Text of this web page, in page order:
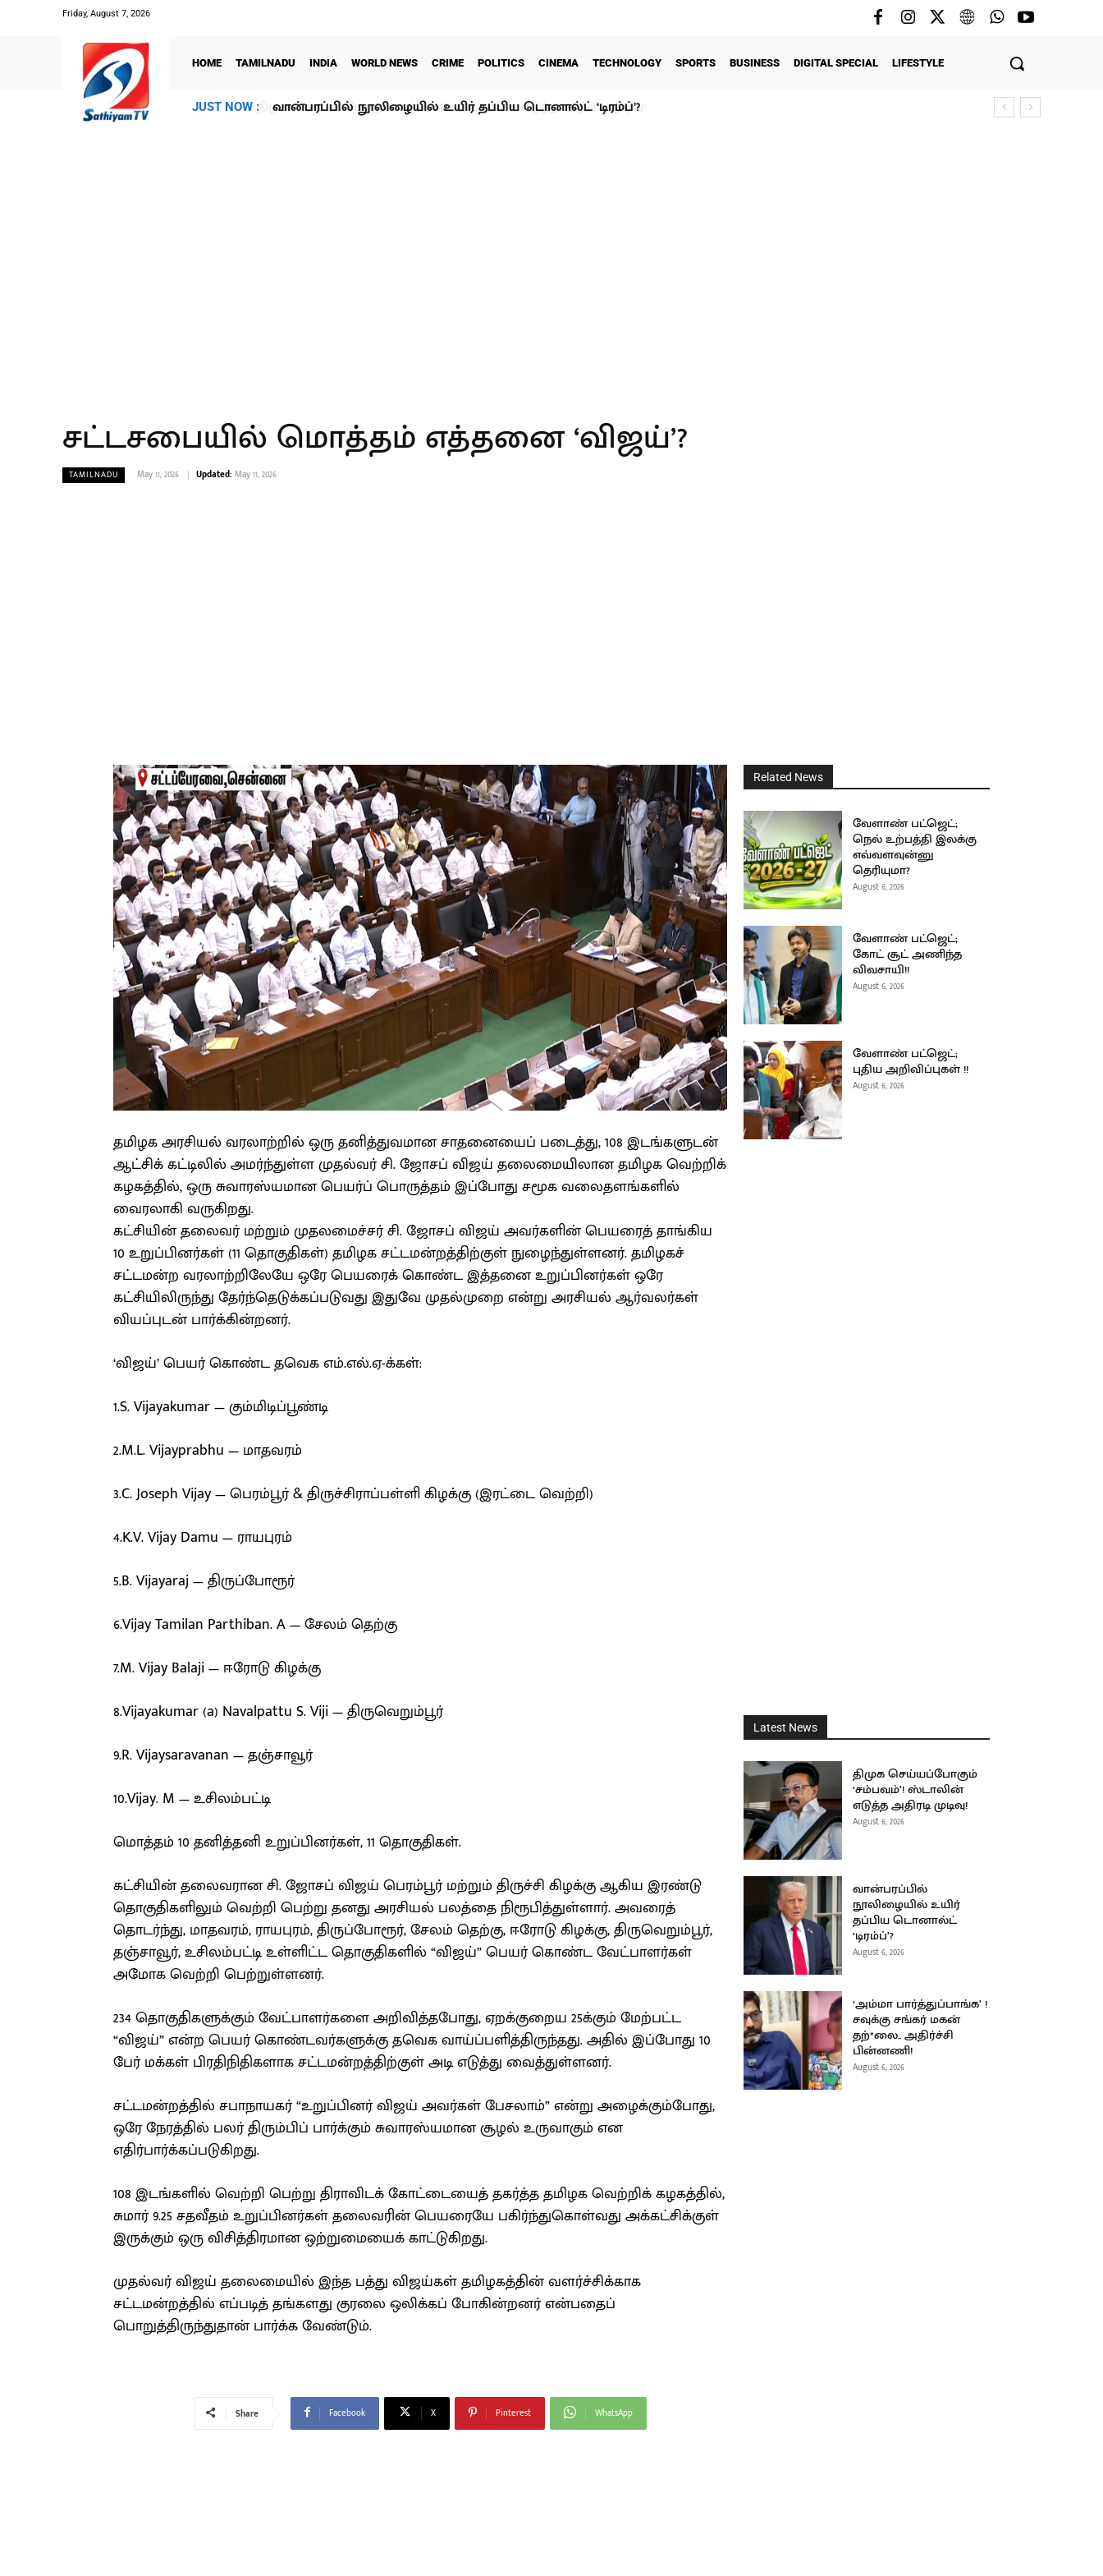
Friday, August 7, 2026
HOME TAMILNADU INDIA WORLD NEWS CRIME POLITICS CINEMA TECHNOLOGY SPORTS BUSINESS DIGITAL SPECIAL LIFESTYLE
JUST NOW : வான்பரப்பில் நூலிழையில் உயிர் தப்பிய டொனால்ட் ‘டிரம்ப்’?
சட்டசபையில் மொத்தம் எத்தனை ‘விஜய்’?
TAMILNADU May 11, 2026 Updated: May 11, 2026
தமிழக அரசியல் வரலாற்றில் ஒரு தனித்துவமான சாதனையைப் படைத்து, 108 இடங்களுடன்
ஆட்சிக் கட்டிலில் அமர்ந்துள்ள முதல்வர் சி. ஜோசப் விஜய் தலைமையிலான தமிழக வெற்றிக்
கழகத்தில், ஒரு சுவாரஸ்யமான பெயர்ப் பொருத்தம் இப்போது சமூக வலைதளங்களில்
வைரலாகி வருகிறது.
கட்சியின் தலைவர் மற்றும் முதலமைச்சர் சி. ஜோசப் விஜய் அவர்களின் பெயரைத் தாங்கிய
10 உறுப்பினர்கள் (11 தொகுதிகள்) தமிழக சட்டமன்றத்திற்குள் நுழைந்துள்ளனர். தமிழகச்
சட்டமன்ற வரலாற்றிலேயே ஒரே பெயரைக் கொண்ட இத்தனை உறுப்பினர்கள் ஒரே
கட்சியிலிருந்து தேர்ந்தெடுக்கப்படுவது இதுவே முதல்முறை என்று அரசியல் ஆர்வலர்கள்
வியப்புடன் பார்க்கின்றனர்.
‘விஜய்’ பெயர் கொண்ட தவெக எம்.எல்.ஏ-க்கள்:
1.S. Vijayakumar — கும்மிடிப்பூண்டி
2.M.L. Vijayprabhu — மாதவரம்
3.C. Joseph Vijay — பெரம்பூர் & திருச்சிராப்பள்ளி கிழக்கு (இரட்டை வெற்றி)
4.K.V. Vijay Damu — ராயபுரம்
5.B. Vijayaraj — திருப்போரூர்
6.Vijay Tamilan Parthiban. A — சேலம் தெற்கு
7.M. Vijay Balaji — ஈரோடு கிழக்கு
8.Vijayakumar (a) Navalpattu S. Viji — திருவெறும்பூர்
9.R. Vijaysaravanan — தஞ்சாவூர்
10.Vijay. M — உசிலம்பட்டி
மொத்தம் 10 தனித்தனி உறுப்பினர்கள், 11 தொகுதிகள்.
கட்சியின் தலைவரான சி. ஜோசப் விஜய் பெரம்பூர் மற்றும் திருச்சி கிழக்கு ஆகிய இரண்டு
தொகுதிகளிலும் வெற்றி பெற்று தனது அரசியல் பலத்தை நிரூபித்துள்ளார். அவரைத்
தொடர்ந்து, மாதவரம், ராயபுரம், திருப்போரூர், சேலம் தெற்கு, ஈரோடு கிழக்கு, திருவெறும்பூர்,
தஞ்சாவூர், உசிலம்பட்டி உள்ளிட்ட தொகுதிகளில் “விஜய்” பெயர் கொண்ட வேட்பாளர்கள்
அமோக வெற்றி பெற்றுள்ளனர்.
234 தொகுதிகளுக்கும் வேட்பாளர்களை அறிவித்தபோது, ஏறக்குறைய 25க்கும் மேற்பட்ட
“விஜய்” என்ற பெயர் கொண்டவர்களுக்கு தவெக வாய்ப்பளித்திருந்தது. அதில் இப்போது 10
பேர் மக்கள் பிரதிநிதிகளாக சட்டமன்றத்திற்குள் அடி எடுத்து வைத்துள்ளனர்.
சட்டமன்றத்தில் சபாநாயகர் “உறுப்பினர் விஜய் அவர்கள் பேசலாம்” என்று அழைக்கும்போது,
ஒரே நேரத்தில் பலர் திரும்பிப் பார்க்கும் சுவாரஸ்யமான சூழல் உருவாகும் என
எதிர்பார்க்கப்படுகிறது.
108 இடங்களில் வெற்றி பெற்று திராவிடக் கோட்டையைத் தகர்த்த தமிழக வெற்றிக் கழகத்தில்,
சுமார் 9.25 சதவீதம் உறுப்பினர்கள் தலைவரின் பெயரையே பகிர்ந்துகொள்வது அக்கட்சிக்குள்
இருக்கும் ஒரு விசித்திரமான ஒற்றுமையைக் காட்டுகிறது.
முதல்வர் விஜய் தலைமையில் இந்த பத்து விஜய்கள் தமிழகத்தின் வளர்ச்சிக்காக
சட்டமன்றத்தில் எப்படித் தங்களது குரலை ஒலிக்கப் போகின்றனர் என்பதைப்
பொறுத்திருந்துதான் பார்க்க வேண்டும்.
Share Facebook X Pinterest WhatsApp
Related News
வேளாண் பட்ஜெட்;
நெல் உற்பத்தி இலக்கு
எவ்வளவுன்னு
தெரியுமா?
August 6, 2026
வேளாண் பட்ஜெட்;
கோட் சூட் அணிந்த
விவசாயி!!
August 6, 2026
வேளாண் பட்ஜெட்;
புதிய அறிவிப்புகள் !!
August 6, 2026
Latest News
திமுக செய்யப்போகும்
‘சம்பவம்’! ஸ்டாலின்
எடுத்த அதிரடி முடிவு!
August 6, 2026
வான்பரப்பில்
நூலிழையில் உயிர்
தப்பிய டொனால்ட்
‘டிரம்ப்’?
August 6, 2026
‘அம்மா பார்த்துப்பாங்க’ !
சவுக்கு சங்கர் மகன்
தற்*லை.. அதிர்ச்சி
பின்னணி!
August 6, 2026